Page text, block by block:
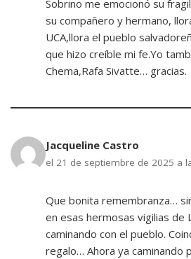
Sobrino me emocionó su
su compañero y hermano,
UCA,llora el pueblo
que hizo creíble mi fe.Yo
Chema,Rafa Sivatte… gracias.
Jacqueline Castro
el 21 de septiembre de 2025 a
Que bonita remembranza…
en esas hermosas vigilias de
caminando con el pueblo.
regalo… Ahora ya caminando